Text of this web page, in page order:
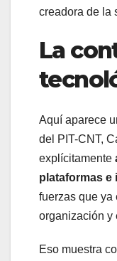
creadora de la
La
Aquí aparece
del PIT-CNT,
explícitamente
plataformas e
fuerzas que ya
organización y
Eso muestra